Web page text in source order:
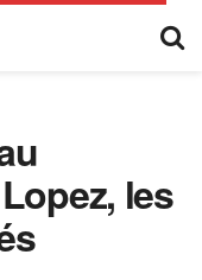
les